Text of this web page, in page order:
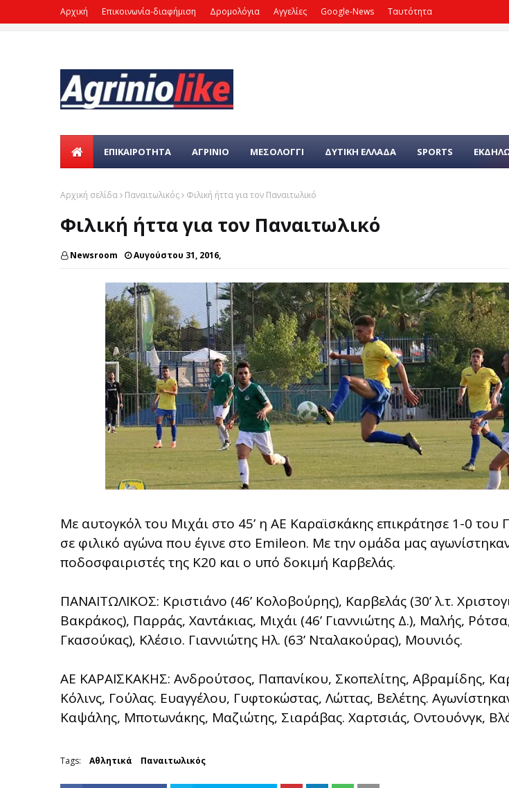
Αρχική Επικοινωνία-διαφήμιση Δρομολόγια Αγγελίες Google-News Ταυτότητα
ΕΠΙΚΑΙΡΌΤΗΤΑ ΑΓΡΙΝΙΟ ΜΕΣΟΛΟΓΓΙ ΔΥΤΙΚΗ ΕΛΛΑΔΑ SPORTS
Αρχική σελίδα Παναιτωλικός Φιλική ήττα για τον Παναιτωλικό
Φιλική ήττα για τον Παναιτωλικό
Newsroom Αυγούστου 31, 2016,
Με αυτογκόλ του Μιχάι στο 45’ η ΑΕ Καραϊσκάκης επικράτησε 1-0 του
σε φιλικό αγώνα που έγινε στο Emileon. Με την ομάδα μας
ποδοσφαιριστές της Κ20 και ο υπό δοκιμή Καρβελάς.
ΠΑΝΑΙΤΩΛΙΚΟΣ: Κριστιάνο (46’ Κολοβούρης), Καρβελάς (30’ λ.τ.
Βακράκος), Παρράς, Χαντάκιας, Μιχάι (46’ Γιαννιώτης Δ.), Μαλής,
Γκασούκας), Κλέσιο. Γιαννιώτης Ηλ. (63’ Νταλακούρας), Μουνιός.
ΑΕ ΚΑΡΑΪΣΚΑΚΗΣ: Ανδρούτσος, Παπανίκου, Σκοπελίτης, Αβραμίδης,
Κόλινς, Γούλας. Ευαγγέλου, Γυφτοκώστας, Λώττας, Βελέτης.
Καψάλης, Μποτωνάκης, Μαζιώτης, Σιαράβας. Χαρτσιάς, Οντουόνγκ,
Tags: Αθλητικά Παναιτωλικός